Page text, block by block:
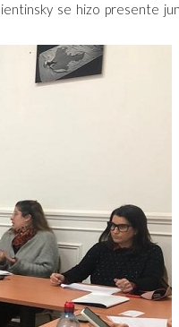
se hizo presente